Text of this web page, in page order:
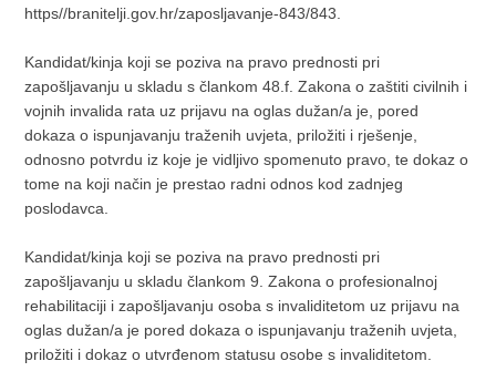
https//branitelji.gov.hr/zaposljavanje-843/843.
Kandidat/kinja koji se poziva na pravo prednosti pri
zapošljavanju u skladu s člankom 48.f. Zakona o zaštiti civilnih i
vojnih invalida rata uz prijavu na oglas dužan/a je, pored
dokaza o ispunjavanju traženih uvjeta, priložiti i rješenje,
odnosno potvrdu iz koje je vidljivo spomenuto pravo, te dokaz o
tome na koji način je prestao radni odnos kod zadnjeg
poslodavca.
Kandidat/kinja koji se poziva na pravo prednosti pri
zapošljavanju u skladu člankom 9. Zakona o profesionalnoj
rehabilitaciji i zapošljavanju osoba s invaliditetom uz prijavu na
oglas dužan/a je pored dokaza o ispunjavanju traženih uvjeta,
priložiti i dokaz o utvrđenom statusu osobe s invaliditetom.